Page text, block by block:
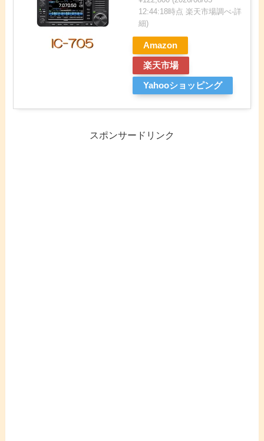
12:44:18時点 楽天市場調べ-詳
細)
Amazon
楽天市場
Yahooショッピング
スポンサードリンク